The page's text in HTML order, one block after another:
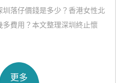
圳落仔價錢是多少？香港女性北
多費用？本文整理深圳終止懷
更多